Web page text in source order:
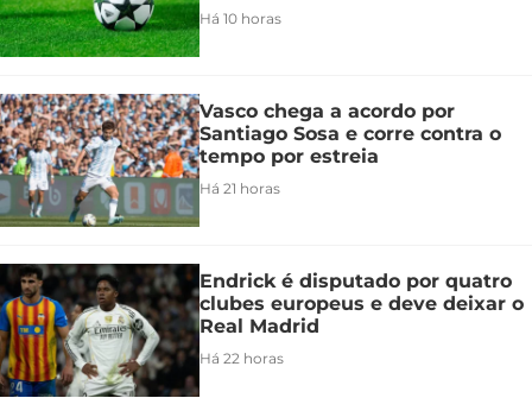
Há 10 horas
Vasco chega a acordo por
Santiago Sosa e corre contra o
tempo por estreia
Há 21 horas
Endrick é disputado por quatro
clubes europeus e deve deixar o
Real Madrid
Há 22 horas